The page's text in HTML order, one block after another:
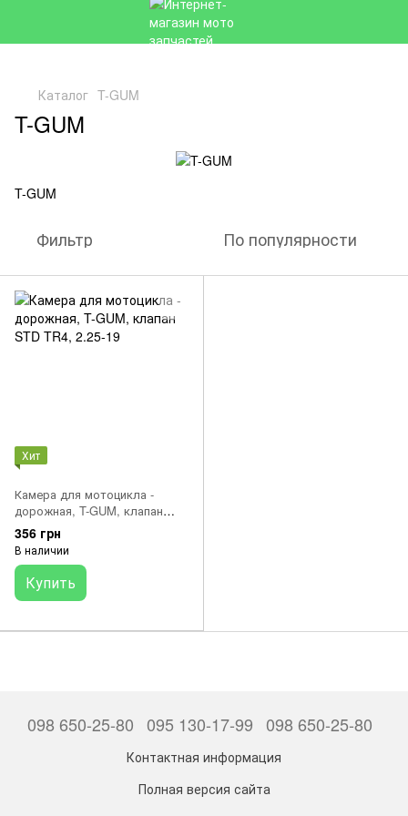
Каталог T-GUM
T-GUM
T-GUM
Фильтр По популярности
Хит
Камера для мотоцикла -
дорожная, T-GUM, клапан
STD TR4, 2.25-19
356 грн
В наличии
Купить
098 650-25-80 095 130-17-99 098 650-25-80
Контактная информация
Полная версия сайта